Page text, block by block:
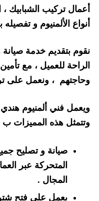
أعمال تركيب الشبابيك ،
أنواع الألمنيوم و
نقوم بتقديم خدمة صيانة و
الراحة للعميل ، مع
وحاجتهم ، ونعمل على
ويعمل فني ألمنيوم هندي
وتتمثل هذه المميزات ب
صيانة و تصليح
المتحركة عبر
المجال .
يعمل على فتح